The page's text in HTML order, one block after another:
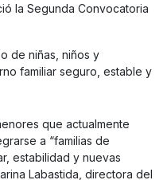
la Segunda Convocatoria
de niñas, niños y
familiar seguro, estable y
que actualmente
a “familias de
estabilidad y nuevas
Labastida, directora del